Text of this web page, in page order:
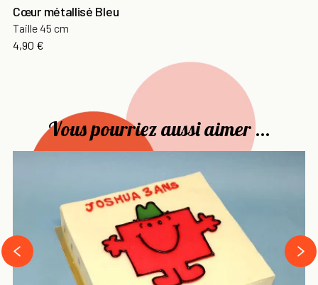
Cœur métallisé Bleu
Taille 45 cm
Prix
4,90 €
Vous pourriez aussi aimer ...
‹
›